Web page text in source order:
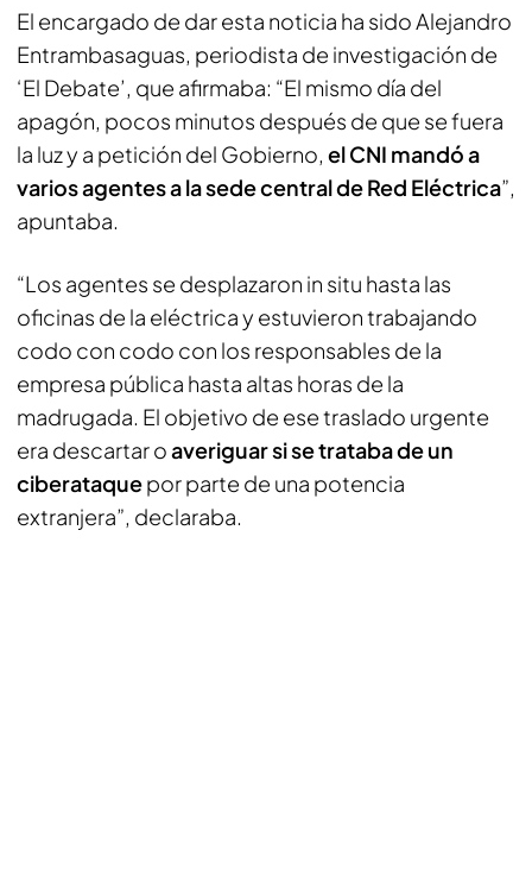
El encargado de dar esta noticia ha sido Alejandro
Entrambasaguas, periodista de investigación de
‘El Debate’, que afirmaba: “El mismo día del
apagón, pocos minutos después de que se fuera
la luz y a petición del Gobierno, el CNI mandó a
varios agentes a la sede central de Red Eléctrica”,
apuntaba.
“Los agentes se desplazaron in situ hasta las
oficinas de la eléctrica y estuvieron trabajando
codo con codo con los responsables de la
empresa pública hasta altas horas de la
madrugada. El objetivo de ese traslado urgente
era descartar oaveriguar si se trataba de un
ciberataquepor parte de una potencia
extranjera”, declaraba.